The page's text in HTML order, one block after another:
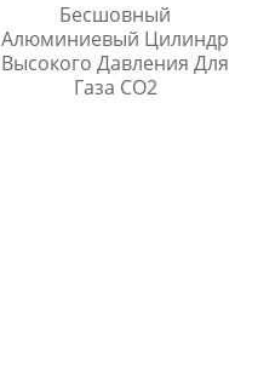
Бесшовный
Алюминиевый Цилиндр
Высокого Давления Для
Газа CO2